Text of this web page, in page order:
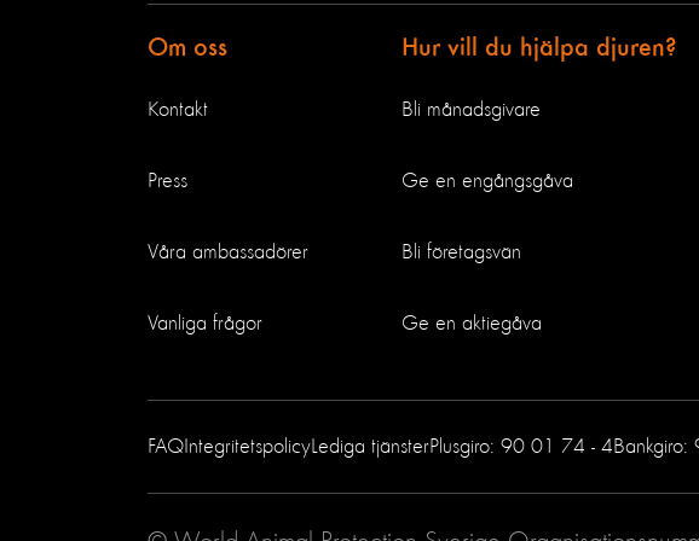
Om oss
Kontakt
Press
Våra ambassadörer
Vanliga frågor
Hur vill du hjälpa djuren?
Bli månadsgivare
Ge en engångsgåva
Bli företagsvän
Ge en aktiegåva
FAQ IntegritetspolicyLediga tjänsterPlusgiro: 90 01 74 - 4